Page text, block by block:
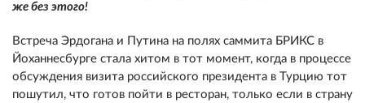
же без этого!
Встреча Эрдогана и Путина на полях саммита БРИКС в
Йоханнесбурге стала хитом в тот момент, когда в процессе
обсуждения визита российского президента в Турцию тот
пошутил, что готов пойти в ресторан, только если в страну